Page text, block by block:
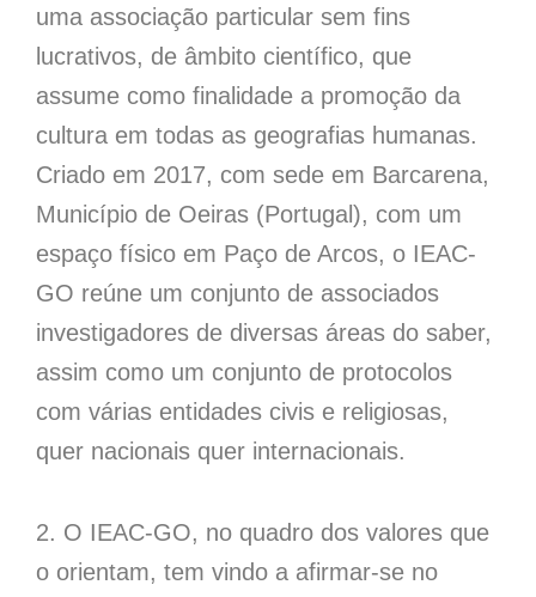
uma associação particular sem fins
lucrativos, de âmbito científico, que
assume como finalidade a promoção da
cultura em todas as geografias humanas.
Criado em 2017, com sede em Barcarena,
Município de Oeiras (Portugal), com um
espaço físico em Paço de Arcos, o IEAC-
GO reúne um conjunto de associados
investigadores de diversas áreas do saber,
assim como um conjunto de protocolos
com várias entidades civis e religiosas,
quer nacionais quer internacionais.
2. O IEAC-GO, no quadro dos valores que
o orientam, tem vindo a afirmar-se no